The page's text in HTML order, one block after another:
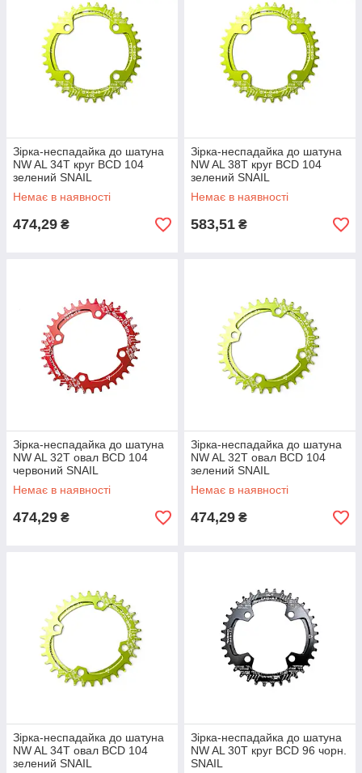
Зірка-неспадайка до шатуна
NW AL 34T круг BCD 104
зелений SNAIL
Немає в наявності
474,29 ₴
Зірка-неспадайка до шатуна
NW AL 38T круг BCD 104
зелений SNAIL
Немає в наявності
583,51 ₴
Зірка-неспадайка до шатуна
NW AL 32T овал BCD 104
червоний SNAIL
Немає в наявності
474,29 ₴
Зірка-неспадайка до шатуна
NW AL 32T овал BCD 104
зелений SNAIL
Немає в наявності
474,29 ₴
Зірка-неспадайка до шатуна
NW AL 34T овал BCD 104
зелений SNAIL
Зірка-неспадайка до шатуна
NW AL 30T круг BCD 96 чорн.
SNAIL